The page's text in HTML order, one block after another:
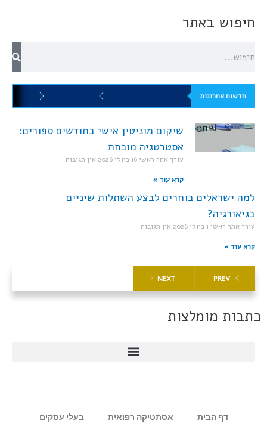
חיפוש באתר
חדשות אחרונות
שיקום מוניטין אישי בחודשים ספורים:
אסטרטגיה מוכחת
עורך אתר ראשי16 ביולי 2026 אין תגובות
קרא עוד »
למה ישראלים בוחרים לבצע השתלות שיניים
בגיאורגיה?
עורך אתר ראשי 1 ביולי 2026 אין תגובות
קרא עוד »
PREV
NEXT
כתבות מומלצות
דף הבית אסתטיקה רפואית בעלי עסקים